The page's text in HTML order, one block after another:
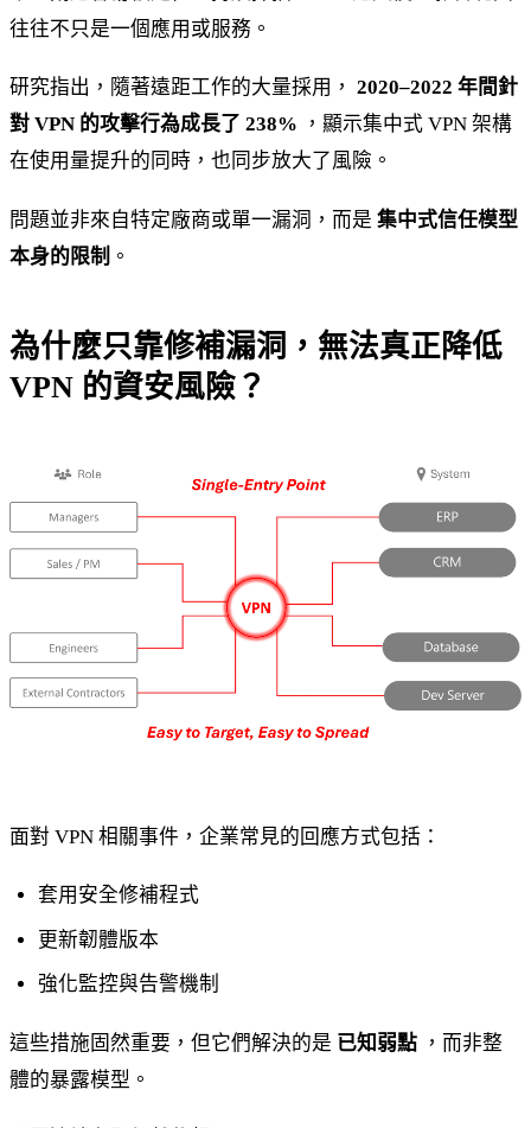
往往不只是一個應用或服務。
研究指出，隨著遠距工作的大量採用， 2020–2022 年間針
對 VPN 的攻擊行為成長了 238% ，顯示集中式 VPN 架構
在使用量提升的同時，也同步放大了風險。
問題並非來自特定廠商或單一漏洞，而是 集中式信任模型
本身的限制 。
為什麼只靠修補漏洞，無法真正降低
VPN 的資安風險？
面對 VPN 相關事件，企業常見的回應方式包括：
套用安全修補程式
更新韌體版本
強化監控與告警機制
這些措施固然重要，但它們解決的是 已知弱點 ，而非整
體的暴露模型。